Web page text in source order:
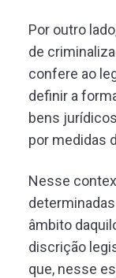
Por outro
de
confere ao
definir a
bens
por medidas
Nesse
âmbito
discrição
que, nesse